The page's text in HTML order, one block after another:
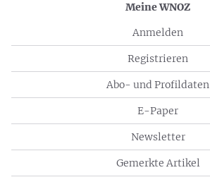
Meine WNOZ
Anmelden
Registrieren
Abo- und Profildaten
E-Paper
Newsletter
Gemerkte Artikel